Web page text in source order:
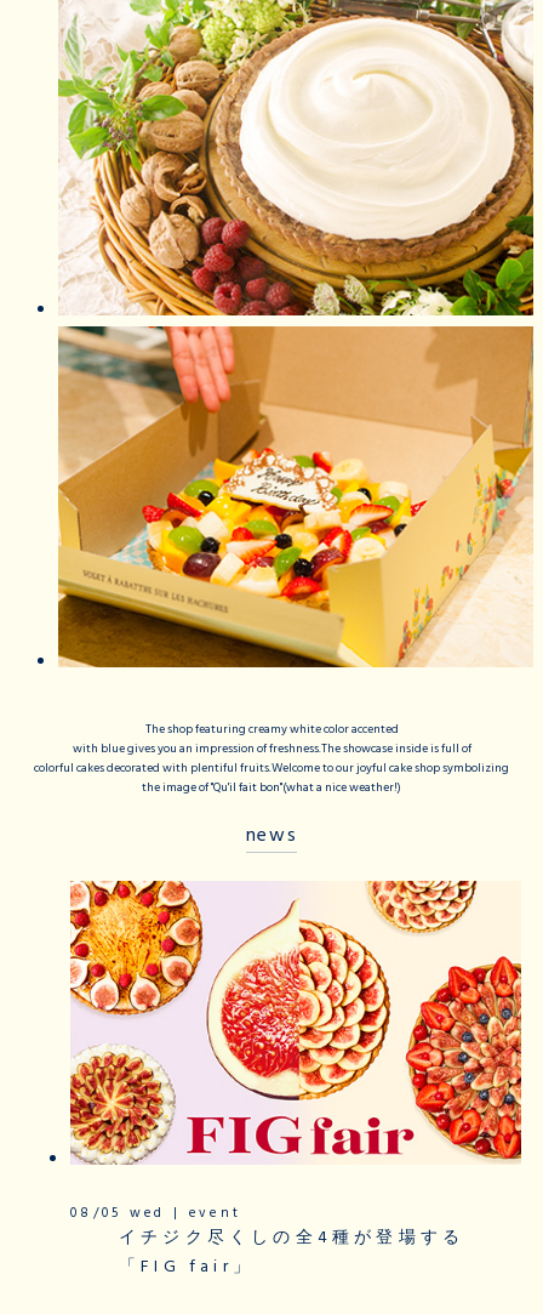
The shop featuring creamy white color accented
with blue gives you an impression of freshness.The showcase inside is full of
colorful cakes decorated with plentiful fruits.Welcome to our joyful cake shop symbolizing
the image of "Qu'il fait bon"(what a nice weather!)
news
08/05 wed | event
イチジク尽くしの全4種が登場する
「FIG fair」